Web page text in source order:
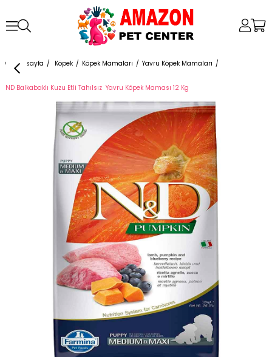
Anasayfa Köpek Köpek Mamaları Yavru Köpek Mamaları
ND Balkabaklı Kuzu Etli Tahılsız Yavru Köpek Maması 12 Kg